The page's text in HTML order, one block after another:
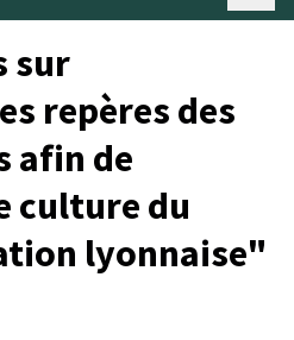
sur
repères des
afin de
culture du
lyonnaise"